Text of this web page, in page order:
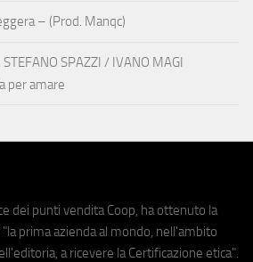
– (Prod. Manqc)
STEFANO SPAZZI / IVANO MAGI
per amare
dei punti vendita Coop, ha ottenuto la
prima azienda al mondo, nell'ambito
a ricevere la Certificazione etica".